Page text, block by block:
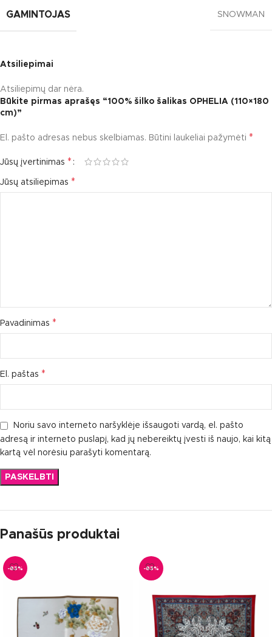
GAMINTOJAS SNOWMAN
Atsiliepimai
Atsiliepimų dar nėra.
Būkite pirmas aprašęs “100% šilko šalikas OPHELIA (110×180
cm)”
El. pašto adresas nebus skelbiamas. Būtini laukeliai pažymėti *
Jūsų įvertinimas *
Jūsų atsiliepimas *
Pavadinimas *
El. paštas *
Noriu savo interneto naršyklėje išsaugoti vardą, el. pašto
adresą ir interneto puslapį, kad jų nebereiktų įvesti iš naujo, kai kitą
kartą vėl norėsiu parašyti komentarą.
Panašūs produktai
-83% -83%